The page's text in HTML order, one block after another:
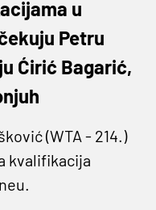
u
Petru
Ćirić Bagarić,
(WTA - 214.)
kvalifikacija